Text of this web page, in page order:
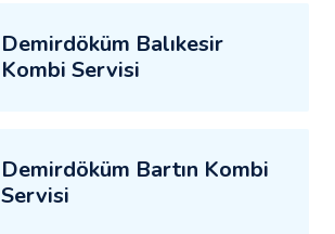
Demirdöküm Balıkesir
Kombi Servisi
Demirdöküm Bartın Kombi
Servisi